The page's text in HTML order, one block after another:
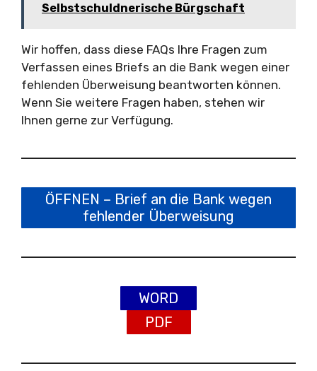
Selbstschuldnerische Bürgschaft
Wir hoffen, dass diese FAQs Ihre Fragen zum
Verfassen eines Briefs an die Bank wegen einer
fehlenden Überweisung beantworten können.
Wenn Sie weitere Fragen haben, stehen wir
Ihnen gerne zur Verfügung.
ÖFFNEN – Brief an die Bank wegen
fehlender Überweisung
WORD
PDF